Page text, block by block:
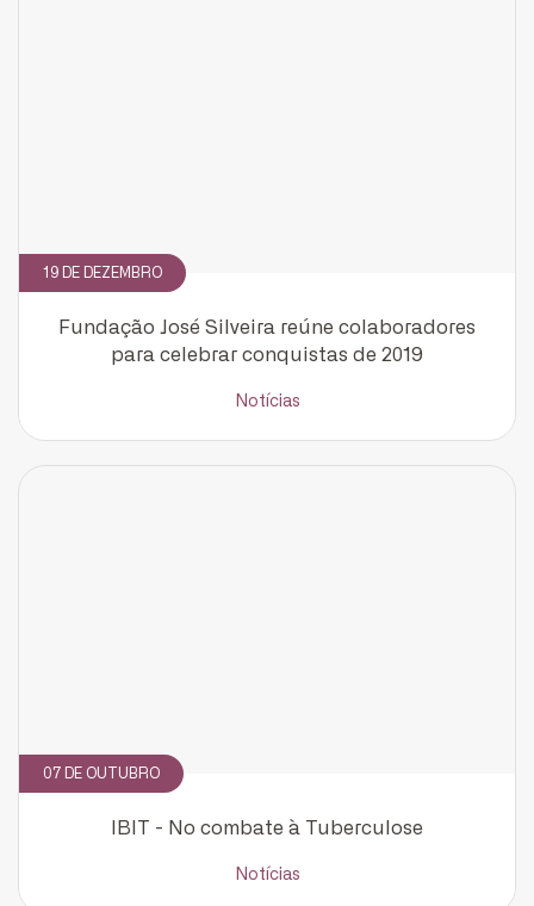
19 DE DEZEMBRO
Fundação José Silveira reúne colaboradores
para celebrar conquistas de 2019
Notícias
07 DE OUTUBRO
IBIT - No combate à Tuberculose
Notícias